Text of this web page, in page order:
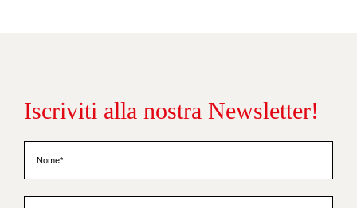
Iscriviti alla nostra Newsletter!